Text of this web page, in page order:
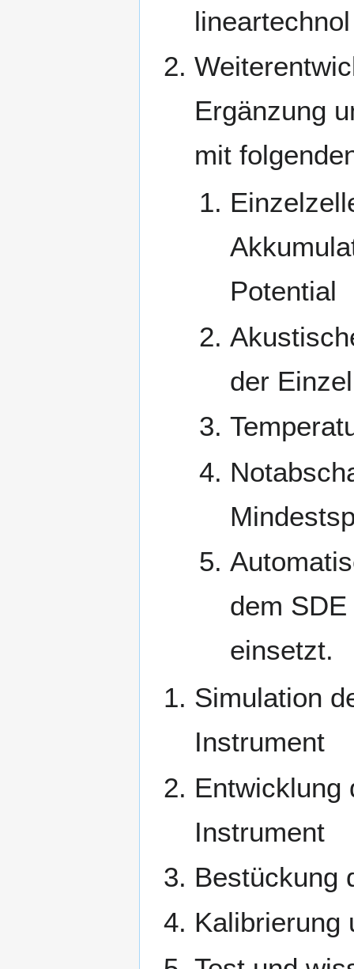
lineartechnol
Ergänzung
mit
Potential
der
dem
einsetzt.
Simulation
Instrument
Entwicklung
Instrument
Bestückung
Kalibrierung